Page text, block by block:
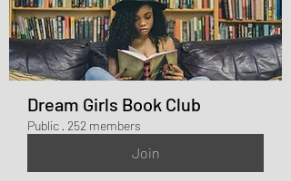
Dream Girls Book Club
Public · 252 members
Join